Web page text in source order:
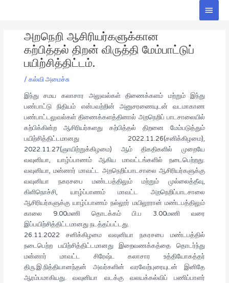
Main
அறநெறி ஆசிரியர்களுக்கான
கற்பித்தல் திறன் விருத்தி மேம்பாட்டுப்
பயிற்சித்திட்டம்.
/ கல்வி அமைச்சு
இந்து சமய கலாசார அலுவல்கள் திணைக்களம் மற்றும் இந்து
பண்பாட்டு நிதியம் என்பவற்றின் அனுசரணையுடன் வடமாகாண
பண்பாட்டலுவல்கள் திணைக்களத்தினால் அறநெறிப் பாடசாலையில்
கற்பிக்கின்ற ஆசிரியர்களது கற்பித்தல் திறனை மேம்படுத்தும்
பயிற்சித்திட்டமானது 2022.11.26(சனிக்கிழமை),
2022.11.27(ஞாயிற்றுக்கிழமை) ஆம் திகதிகளில் முறையே
வவுனியா, யாழ்ப்பாணம் ஆகிய மாவட்டங்களில் நடைபெற்றது.
வவுனியா, மன்னார் மாவட்ட அறநெறிப்பாடசாலை ஆசிரியர்களுக்கு
வவுனியா நகரசபை மண்டபத்திலும் மற்றும் முல்லைத்தீவு,
கிளிநொச்சி, யாழ்ப்பாணம் மாவட்ட அறநெறிப்பாடசாலை
ஆசிரியர்களுக்கு யாழ்ப்பாணம் நல்லூர் மயிலூரான் மண்டபத்திலும்
காலை 9.00மணி தொடக்கம் பி.ப 3.00மணி வரை
இப்பயிற்சித்திட்டமானது நடத்தப்பட்டது.
26.11.2022 சனிக்கிழமை வவுனியா நகரசபை மண்டபத்தில்
நடைபெற்ற பயிற்சித்திட்டமானது இறைவணக்கத்தை தொடர்ந்து
மன்னார் மாவட்ட சிரேஷ்ட கலாசார உத்தியோகத்தர்
திரு.இ.நித்தியானந்தன் அவர்களின் வரவேற்புரையுடன் இனிதே
ஆரம்பமாகியது. வவுனியா வடக்கு வலயக்கல்விப் பணிப்பாளர்
navigation